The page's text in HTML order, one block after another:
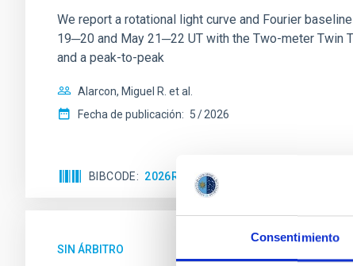
Consentimiento
We report a rotational light curve and Fourier
19─20 and May 21─22 UT with the Two-meter Twin
and a peak-to-peak
Alarcon, Miguel R. et al.
Fecha de publicación: 5 2026
BIBCODE 2026RNAAS..10..143A
SIN ÁRBITRO